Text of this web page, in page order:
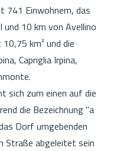
741 Einwohnern, das
10 km von Avellino
km² und die
Capriglia Irpina,
sich zum einen auf die
die Bezeichnung "a
Dorf umgebenden
Straße abgeleitet sein